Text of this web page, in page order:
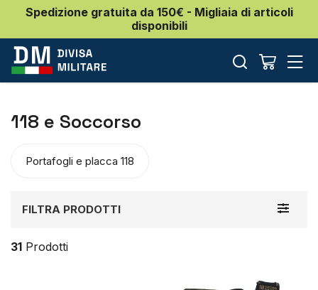
Spedizione gratuita da 150€ - Migliaia di articoli
disponibili
118 e Soccorso
Portafogli e placca 118
Toggle
FILTRA PRODOTTI
31 Prodotti